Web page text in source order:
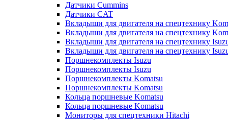
Датчики Cummins
Датчики CAT
Вкладыши для двигателя на спецтехнику
Вкладыши для двигателя на спецтехнику
Вкладыши для двигателя на спецтехнику
Вкладыши для двигателя на спецтехнику
Поршнекомплекты Isuzu
Поршнекомплекты Isuzu
Поршнекомплекты Komatsu
Поршнекомплекты Komatsu
Кольца поршневые Komatsu
Кольца поршневые Komatsu
Мониторы для спецтехники Hitachi